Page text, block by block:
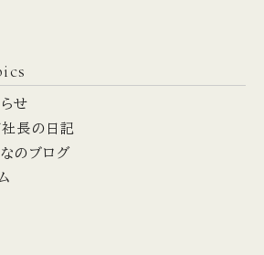
せ
社長の日記
のブログ